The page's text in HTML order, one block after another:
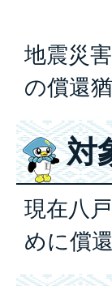
地震災
の償還
対
現在八
めに償